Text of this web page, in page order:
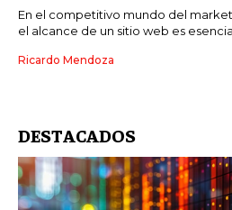
En el competitivo mundo del
el alcance de un sitio web es
Ricardo Mendoza
DESTACADOS